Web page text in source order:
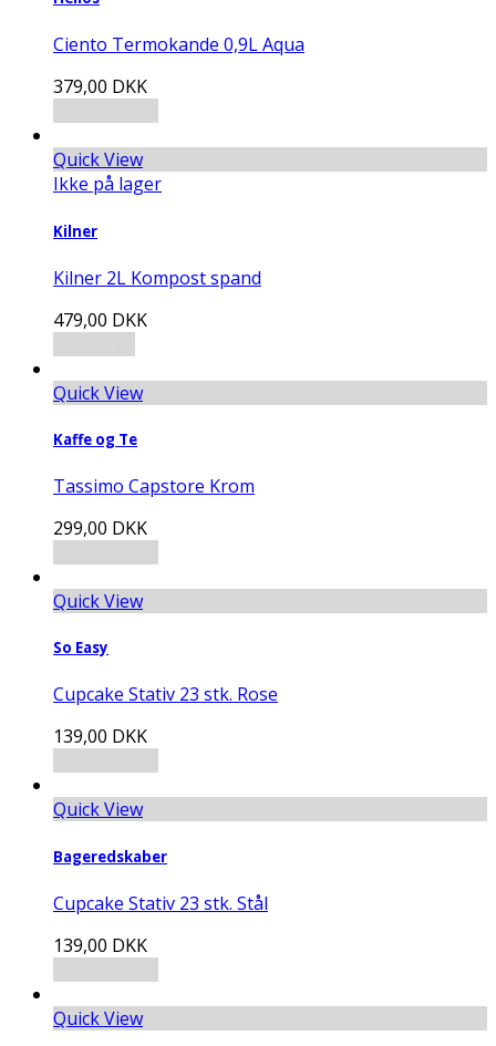
Ciento Termokande 0,9L Aqua
379,00 DKK
Quick View
Ikke på lager
Kilner
Kilner 2L Kompost spand
479,00 DKK
Quick View
Kaffe og Te
Tassimo Capstore Krom
299,00 DKK
Quick View
So Easy
Cupcake Stativ 23 stk. Rose
139,00 DKK
Quick View
Bageredskaber
Cupcake Stativ 23 stk. Stål
139,00 DKK
Quick View